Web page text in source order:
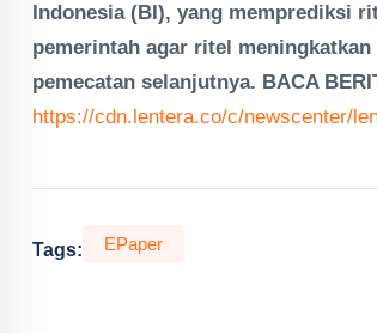
Indonesia (BI), yang memprediksi
pemerintah agar ritel
pemecatan selanjutnya. BACA
https://cdn.lentera.co/c/newscenter/
Tags: EPaper